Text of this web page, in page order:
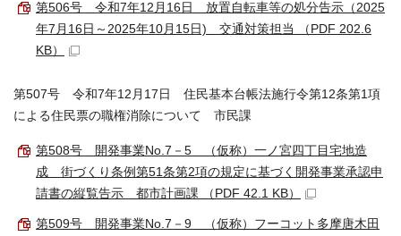
第506号 令和7年12月16日 放置自転車等の処分告示（2025
年7月16日～2025年10月15日) 交通対策担当 （PDF 202.6
KB）
第507号 令和7年12月17日 住民基本台帳法施行令第12条第1項
による住民票の職権消除について 市民課
第508号 開発事業No.7－5 （仮称）一ノ宮四丁目宅地造
成 街づくり条例第51条第2項の規定に基づく開発事業承認申
請書の縦覧告示 都市計画課 （PDF 42.1 KB）
第509号 開発事業No.7－9 （仮称）フーコット多摩唐木田